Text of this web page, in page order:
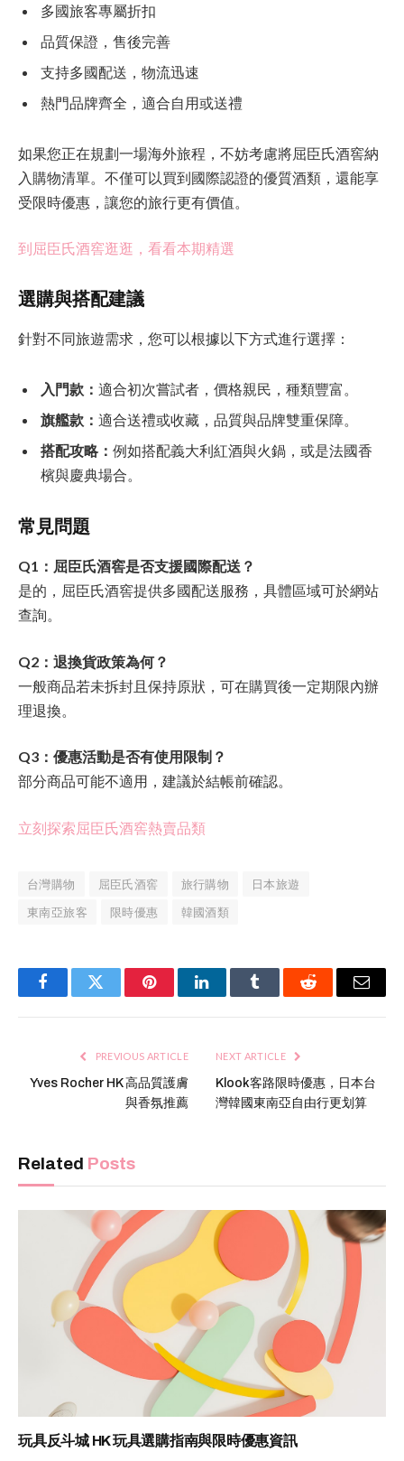
多國旅客專屬折扣
品質保證，售後完善
支持多國配送，物流迅速
熱門品牌齊全，適合自用或送禮
如果您正在規劃一場海外旅程，不妨考慮將屈臣氏酒窖納
入購物清單。不僅可以買到國際認證的優質酒類，還能享
受限時優惠，讓您的旅行更有價值。
到屈臣氏酒窖逛逛，看看本期精選
選購與搭配建議
針對不同旅遊需求，您可以根據以下方式進行選擇：
入門款： 適合初次嘗試者，價格親民，種類豐富。
旗艦款： 適合送禮或收藏，品質與品牌雙重保障。
搭配攻略： 例如搭配義大利紅酒與火鍋，或是法國香
檳與慶典場合。
常見問題
Q1：屈臣氏酒窖是否支援國際配送？
是的，屈臣氏酒窖提供多國配送服務，具體區域可於網站
查詢。
Q2：退換貨政策為何？
一般商品若未拆封且保持原狀，可在購買後一定期限內辦
理退換。
Q3：優惠活動是否有使用限制？
部分商品可能不適用，建議於結帳前確認。
立刻探索屈臣氏酒窖熱賣品類
台灣購物 屈臣氏酒窖 旅行購物
日本旅遊
東南亞旅客
限時優惠 韓國酒類
FacebookTwitter PinterestLinkedInTumblr Reddit Email
PREVIOUS ARTICLE
Yves Rocher HK 高品質護膚
與香氛推薦
NEXT ARTICLE
Klook客路限時優惠，日本台
灣韓國東南亞自由行更划算
Related Posts
玩具反斗城 HK 玩具選購指南與限時優惠資訊